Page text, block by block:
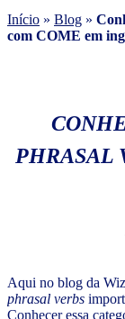
Início » Blog »
com COME em
PHRASAL
Aqui no blog da
phrasal verbs
Conhecer essa